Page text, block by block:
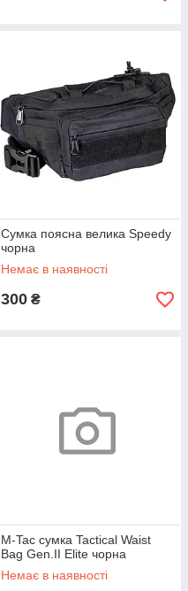
Сумка поясна велика Speedy
чорна
Немає в наявності
300 ₴
M-Tac сумка Tactical Waist
Bag Gen.II Elite чорна
Немає в наявності